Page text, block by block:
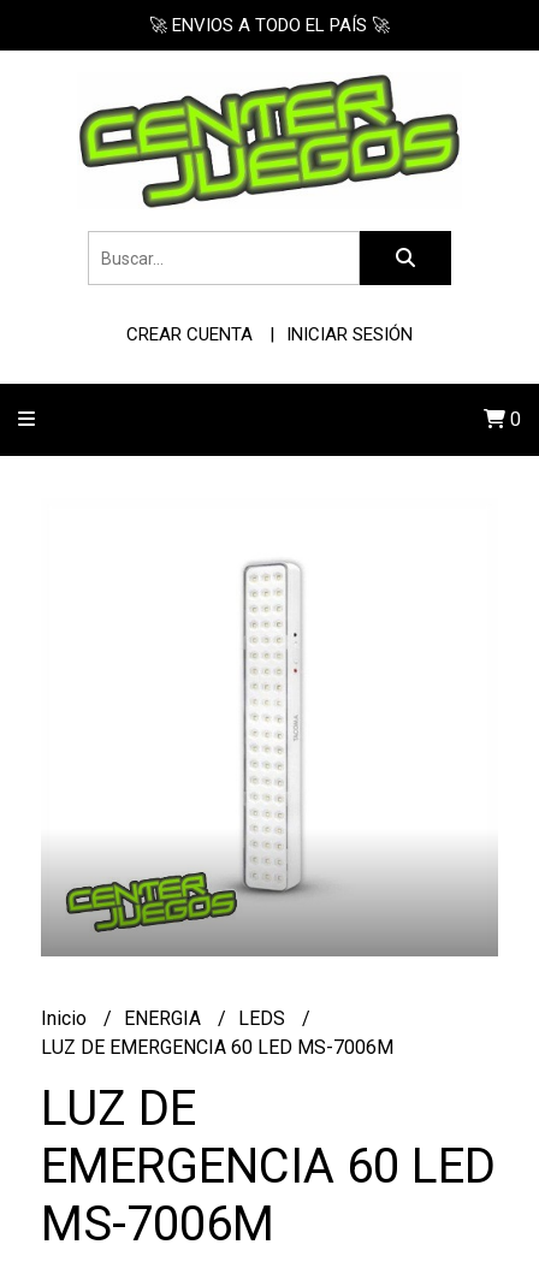
🚀 ENVIOS A TODO EL PAÍS 🚀
CREAR CUENTA INICIAR SESIÓN
0
Inicio ENERGIA
LEDS
LUZ DE EMERGENCIA 60 LED MS-7006M
LUZ DE
EMERGENCIA 60 LED
MS-7006M